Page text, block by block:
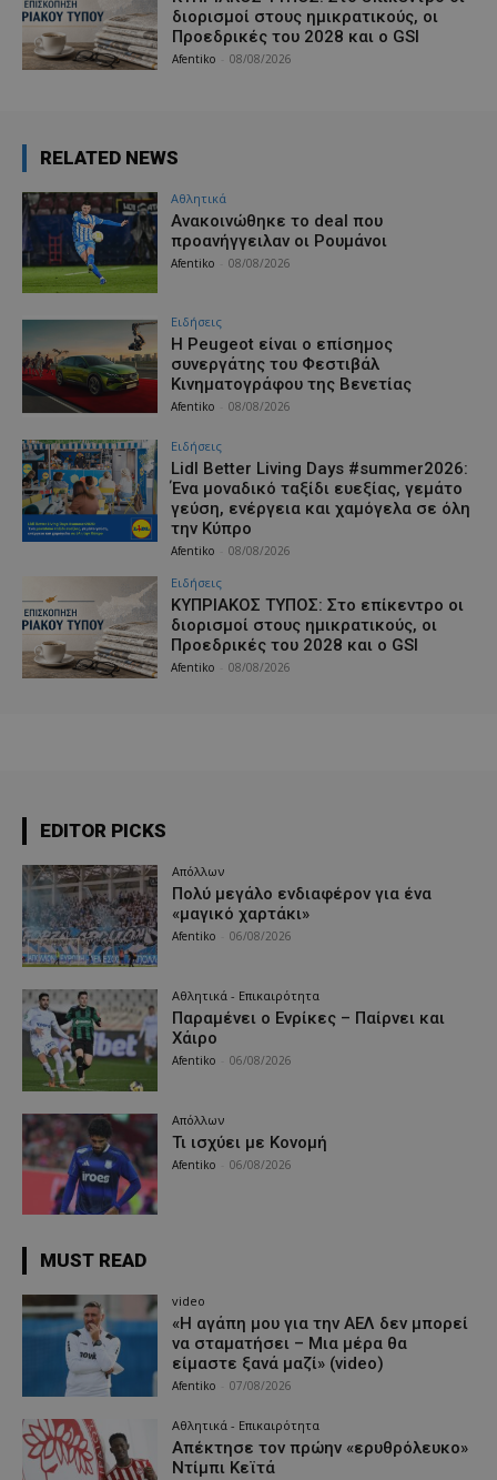
διορισμοί στους ημικρατικούς, οι
Προεδρικές του 2028 και ο GSI
Afentiko 08/08/2026
RELATED NEWS
Αθλητικά
Aνακοινώθηκε το deal που
προανήγγειλαν οι Ρουμάνοι
Afentiko 08/08/2026
Ειδήσεις
Η Peugeot είναι ο επίσημος
συνεργάτης του Φεστιβάλ
Κινηματογράφου της Βενετίας
Afentiko 08/08/2026
Ειδήσεις
Lidl Better Living Days #summer2026:
Ένα μοναδικό ταξίδι ευεξίας, γεμάτο
γεύση, ενέργεια και χαμόγελα σε όλη
την Κύπρο
Afentiko 08/08/2026
Ειδήσεις
ΚΥΠΡΙΑΚΟΣ ΤΥΠΟΣ: Στο επίκεντρο οι
διορισμοί στους ημικρατικούς, οι
Προεδρικές του 2028 και ο GSI
Afentiko 08/08/2026
EDITOR PICKS
Απόλλων
Πολύ μεγάλο ενδιαφέρον για ένα
«μαγικό χαρτάκι»
Afentiko 06/08/2026
Αθλητικά - Επικαιρότητα
Παραμένει ο Ενρίκες – Παίρνει και
Χάιρο
Afentiko 06/08/2026
Απόλλων
Τι ισχύει με Κονομή
Afentiko 06/08/2026
MUST READ
video
«Η αγάπη μου για την ΑΕΛ δεν μπορεί
να σταματήσει – Μια μέρα θα
είμαστε ξανά μαζί» (video)
Afentiko 07/08/2026
Αθλητικά - Επικαιρότητα
Απέκτησε τον πρώην «ερυθρόλευκο»
Ντίμπι Κεϊτά